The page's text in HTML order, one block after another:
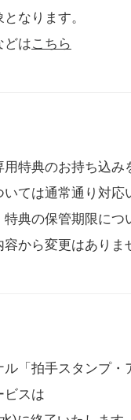
なります。
どはこちら
特典のお持ち込み
ては通常通り対応
典の保管期限につ
から変更はありま
「拍手スタンプ・
ビスは